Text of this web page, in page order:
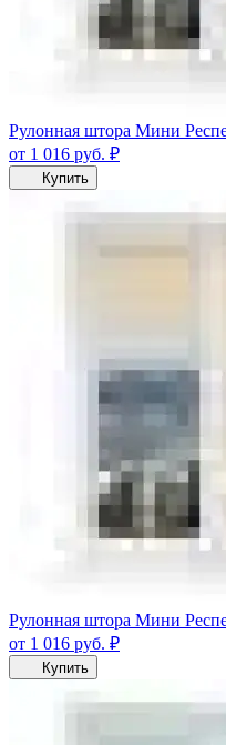
Рулонная штора Мини
от 1 016 руб. ₽
Купить
Рулонная штора Мини
от 1 016 руб. ₽
Купить